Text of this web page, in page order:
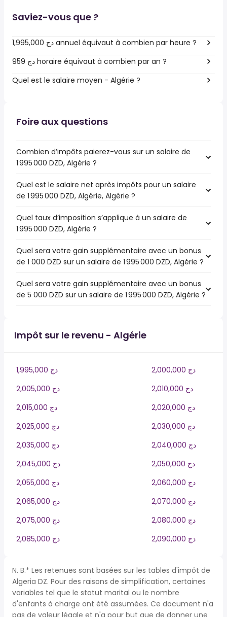
Saviez-vous que ?
1,995,000 دج annuel équivaut à combien par heure ?
959 دج horaire équivaut à combien par an ?
Quel est le salaire moyen - Algérie ?
Foire aux questions
Combien d’impôts paierez-vous sur un salaire de
1 995 000 DZD, Algérie ?
Quel est le salaire net après impôts pour un salaire
de 1 995 000 DZD, Algérie, Algérie ?
Quel taux d’imposition s’applique à un salaire de
1 995 000 DZD, Algérie ?
Quel sera votre gain supplémentaire avec un bonus
de 1 000 DZD sur un salaire de 1 995 000 DZD, Algérie ?
Quel sera votre gain supplémentaire avec un bonus
de 5 000 DZD sur un salaire de 1 995 000 DZD, Algérie ?
Impôt sur le revenu - Algérie
1,995,000 دج
2,000,000 دج
2,005,000 دج
2,010,000 دج
2,015,000 دج
2,020,000 دج
2,025,000 دج
2,030,000 دج
2,035,000 دج
2,040,000 دج
2,045,000 دج
2,050,000 دج
2,055,000 دج
2,060,000 دج
2,065,000 دج
2,070,000 دج
2,075,000 دج
2,080,000 دج
2,085,000 دج
2,090,000 دج
N. B.* Les retenues sont basées sur les tables d'impôt de
Algeria DZ. Pour des raisons de simplification, certaines
variables tel que le statut marital ou le nombre
d'enfants à charge ont été assumées. Ce document n'a
pas de valeur légale et n'a pour but que de donner une